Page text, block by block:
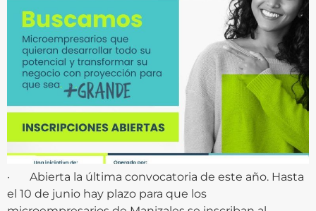
· Abierta la última convocatoria de este año. Hasta
el 10 de junio hay plazo para que los